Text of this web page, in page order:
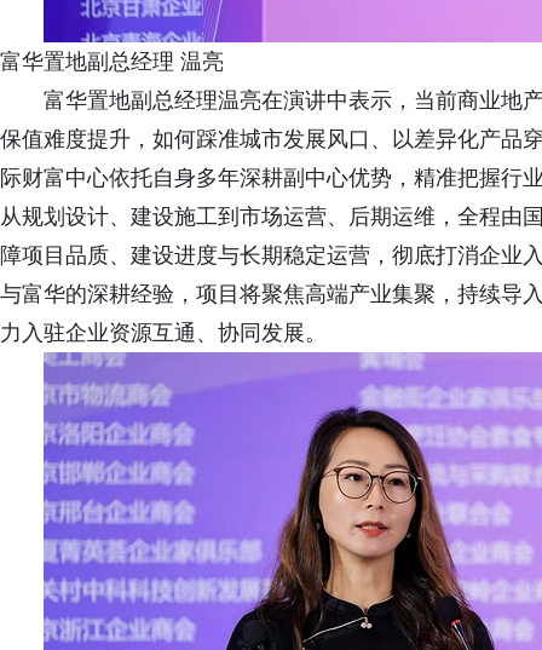
富华置地副总经理 温亮
富华置地副总经理温亮在演讲中表示，当前商业地
保值难度提升，如何踩准城市发展风口、以差异化产品
际财富中心依托自身多年深耕副中心优势，精准把握行
从规划设计、建设施工到市场运营、后期运维，全程由
障项目品质、建设进度与长期稳定运营，彻底打消企业
与富华的深耕经验，项目将聚焦高端产业集聚，持续导
力入驻企业资源互通、协同发展。